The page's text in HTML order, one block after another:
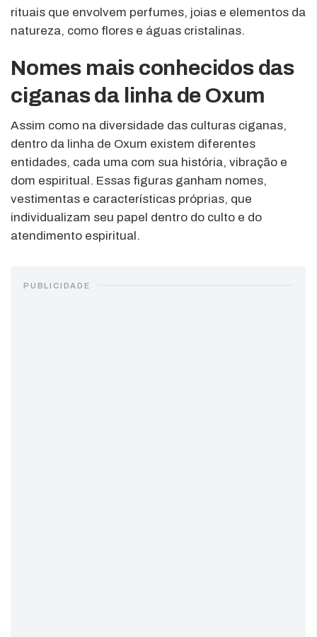
rituais que envolvem perfumes, joias e elementos da
natureza, como flores e águas cristalinas.
Nomes mais conhecidos das
ciganas da linha de Oxum
Assim como na diversidade das culturas ciganas,
dentro da linha de Oxum existem diferentes
entidades, cada uma com sua história, vibração e
dom espiritual. Essas figuras ganham nomes,
vestimentas e características próprias, que
individualizam seu papel dentro do culto e do
atendimento espiritual.
PUBLICIDADE